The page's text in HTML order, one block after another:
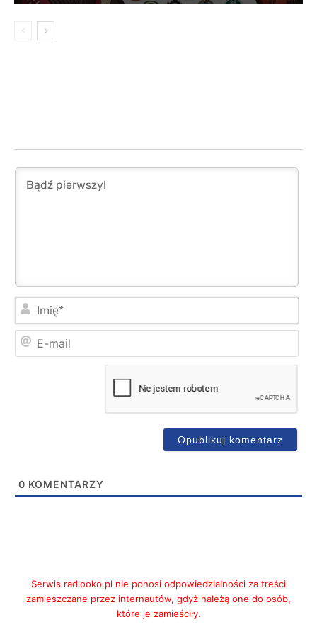
0 KOMENTARZY
Serwis radiooko.pl nie ponosi odpowiedzialności za treści
zamieszczane przez internautów, gdyż należą one do osób,
które je zamieściły.